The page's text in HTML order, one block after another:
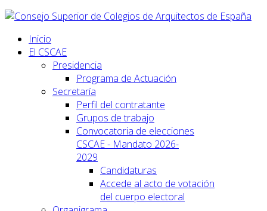
Inicio
El CSCAE
Presidencia
Programa de Actuación
Secretaría
Perfil del contratante
Grupos de trabajo
Convocatoria de elecciones
CSCAE - Mandato 2026-
2029
Candidaturas
Accede al acto de votación
del cuerpo electoral